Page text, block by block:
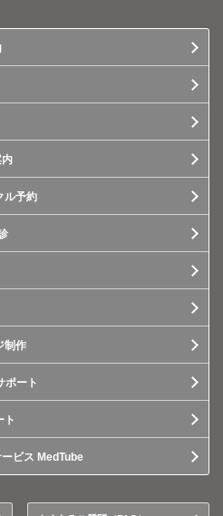
内
ル予約
制作
ポート
ト
ビス MedTube